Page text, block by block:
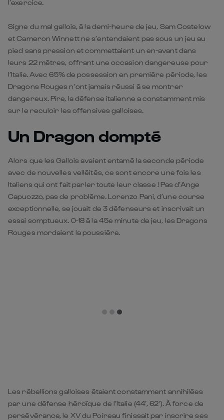
l’exercice.
Signe du mal gallois, à la demi-heure de jeu, Sam Costelow
et Cameron Winnett ne s’entendaient pas sous un jeu au
pied sans pression et commettaient un en-avant dans
leurs 22 mètres, offrant une occasion dangereuse pour
l’Italie. Avec 65% de possession en première période, les
Dragons Rouges n’ont jamais réussi à se montrer
dangereux. Pire, la défense italienne a constamment mis
sur le reculoir les offensives galloises.
Un Dragon dompté
Alors que les Gallois avaient entamé la seconde période
avec de nouvelles velléités, ce sont encore une fois les
Italiens qui ont fait parler toute leur classe ! Pas d’Ange
Capuozzo, pas de problème. Lorenzo Pani, d’une course
exceptionnelle, se jouait de 3 défenseurs et inscrivait un
essai somptueux. 0-18 à la 45e minute de jeu, les Dragons
Rouges mordaient la poussière.
Les rébellions galloises étaient constamment annihilées
par une défense héroïque de l’Italie (44’, 62’). À force de
persévérance, le XV du Poireau finissait par inscrire ses